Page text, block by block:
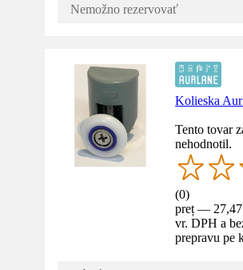
Nemožno rezervovať
Kolieska
Tento tovar
nehodnotil.
(0)
preț —
vr. DPH a
prepravu pe